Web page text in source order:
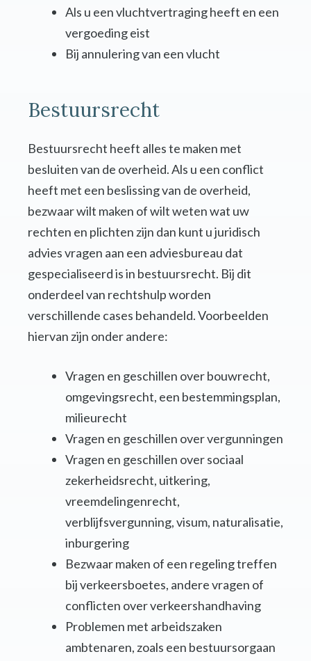
Als u een vluchtvertraging heeft en een
vergoeding eist
Bij annulering van een vlucht
Bestuursrecht
Bestuursrecht heeft alles te maken met
besluiten van de overheid. Als u een conflict
heeft met een beslissing van de overheid,
bezwaar wilt maken of wilt weten wat uw
rechten en plichten zijn dan kunt u juridisch
advies vragen aan een adviesbureau dat
gespecialiseerd is in bestuursrecht. Bij dit
onderdeel van rechtshulp worden
verschillende cases behandeld. Voorbeelden
hiervan zijn onder andere:
Vragen en geschillen over bouwrecht,
omgevingsrecht, een bestemmingsplan,
milieurecht
Vragen en geschillen over vergunningen
Vragen en geschillen over sociaal
zekerheidsrecht, uitkering,
vreemdelingenrecht,
verblijfsvergunning, visum, naturalisatie,
inburgering
Bezwaar maken of een regeling treffen
bij verkeersboetes, andere vragen of
conflicten over verkeershandhaving
Problemen met arbeidszaken
ambtenaren, zoals een bestuursorgaan